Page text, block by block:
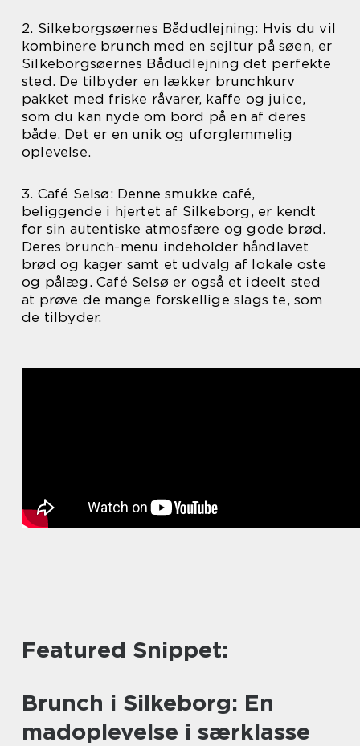
2. Silkeborgsøernes Bådudlejning: Hvis du vil
kombinere brunch med en sejltur på søen, er
Silkeborgsøernes Bådudlejning det perfekte
sted. De tilbyder en lækker brunchkurv
pakket med friske råvarer, kaffe og juice,
som du kan nyde om bord på en af deres
både. Det er en unik og uforglemmelig
oplevelse.
3. Café Selsø: Denne smukke café,
beliggende i hjertet af Silkeborg, er kendt
for sin autentiske atmosfære og gode brød.
Deres brunch-menu indeholder håndlavet
brød og kager samt et udvalg af lokale oste
og pålæg. Café Selsø er også et ideelt sted
at prøve de mange forskellige slags te, som
de tilbyder.
Featured Snippet:
Brunch i Silkeborg: En
madoplevelse i særklasse